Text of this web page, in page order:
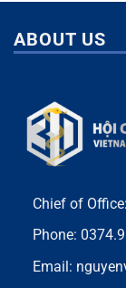
ABOUT US
Chief of Office:
Phone:
Email: